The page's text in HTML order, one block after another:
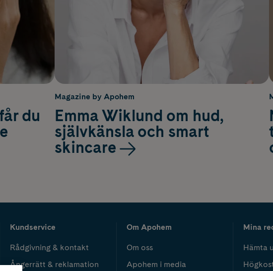
du
Magazine by Apohem
Emma Wiklund om hud,
självkänsla och smart
skincare
Kundservice
Rådgivning & kontakt
Ångerrätt & reklamation
Om Apohem
Om oss
Apohem i media
Mina
Hämta